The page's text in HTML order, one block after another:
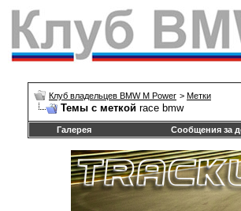
Клуб владельцев BMW M Power > Метки
Темы с меткой race bmw
Галерея Сообщения за